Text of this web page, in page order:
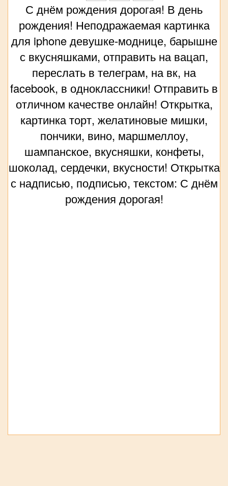
С днём рождения дорогая! В день
рождения! Неподражаемая картинка
для iphone девушке-моднице, барышне
с вкусняшками, отправить на вацап,
переслать в телеграм, на вк, на
facebook, в одноклассники! Отправить в
отличном качестве онлайн! Открытка,
картинка торт, желатиновые мишки,
пончики, вино, маршмеллоу,
шампанское, вкусняшки, конфеты,
шоколад, сердечки, вкусности! Открытка
с надписью, подписью, текстом: С днём
рождения дорогая!